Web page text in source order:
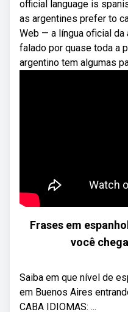
official language is
as argentines prefer to
Web — a língua oficial da
falado por quase toda a
argentino tem algumas
Frases em
você
Saiba em que nível de
em Buenos Aires
CABA IDIOMAS: ...